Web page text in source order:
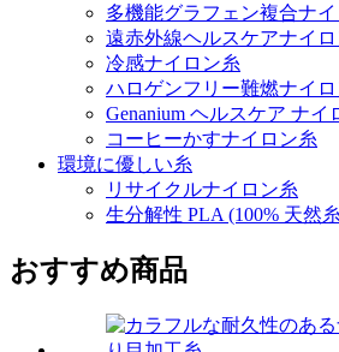
多機能グラフェン複合ナ
遠赤外線ヘルスケアナイ
冷感ナイロン糸
ハロゲンフリー難燃ナイ
Genanium ヘルスケア ナイ
コーヒーかすナイロン糸
環境に優しい糸
リサイクルナイロン糸
生分解性 PLA (100% 天然
おすすめ商品